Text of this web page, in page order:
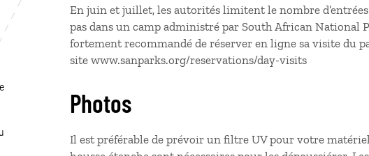
En juin et juillet, les autorités limitent le nombre
pas dans un camp administré par South African National
fortement recommandé de réserver en ligne sa visite du
site www.sanparks.org/reservations/day-visits
Photos
Il est préférable de prévoir un filtre UV pour votre